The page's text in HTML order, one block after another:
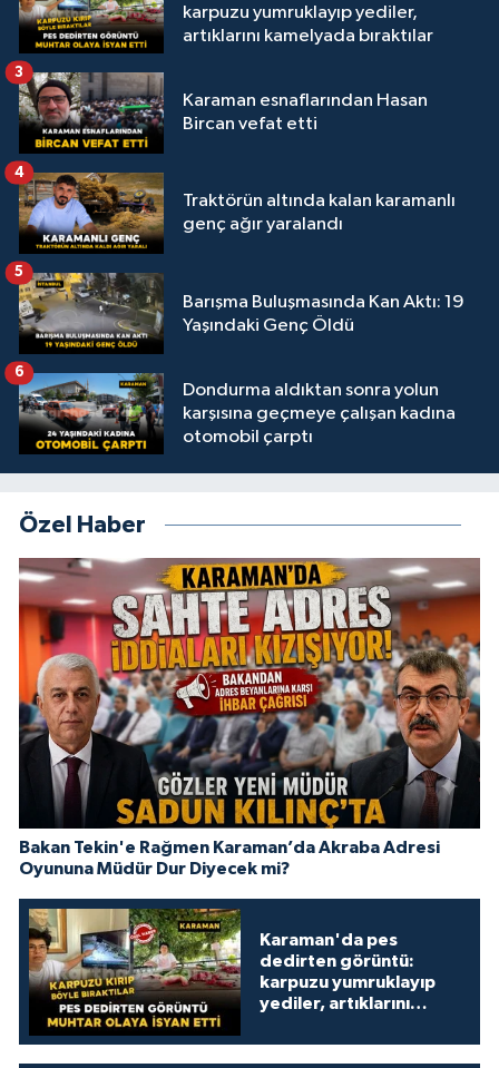
karpuzu yumruklayıp yediler,
artıklarını kamelyada bıraktılar
Karaman esnaflarından Hasan
Bircan vefat etti
3
Traktörün altında kalan karamanlı
genç ağır yaralandı
4
Barışma Buluşmasında Kan Aktı: 19
Yaşındaki Genç Öldü
5
Dondurma aldıktan sonra yolun
karşısına geçmeye çalışan kadına
otomobil çarptı
6
Özel Haber
Bakan Tekin'e Rağmen Karaman’da Akraba Adresi
Oyununa Müdür Dur Diyecek mi?
Karaman'da pes
dedirten görüntü:
karpuzu yumruklayıp
yediler, artıklarını